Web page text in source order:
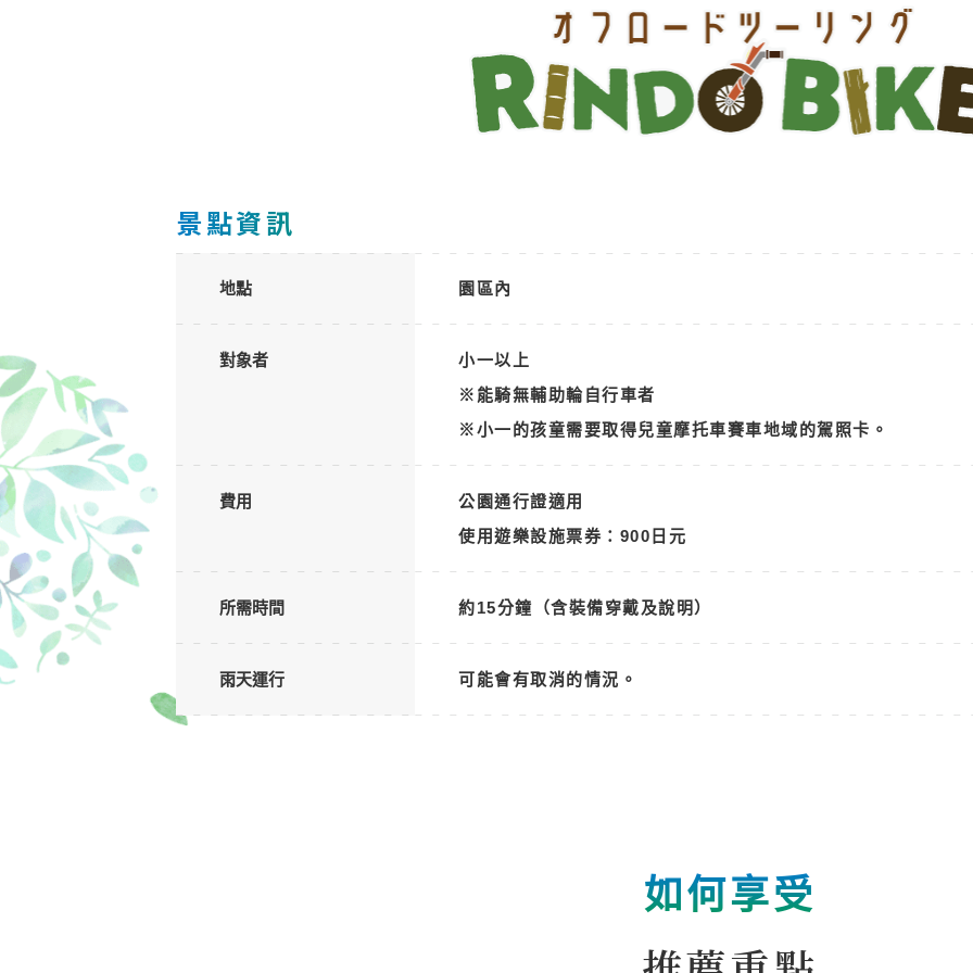
景點資訊
地點 園區內
對象者 小一以上
※能騎無輔助輪自行車者
※小一的孩童需要取得兒童摩托車賽車地域的駕照卡。
費用 公園通行證適用
使用遊樂設施票券：900日元
所需時間 約15分鐘（含裝備穿戴及說明）
雨天運行 可能會有取消的情況。
如何享受